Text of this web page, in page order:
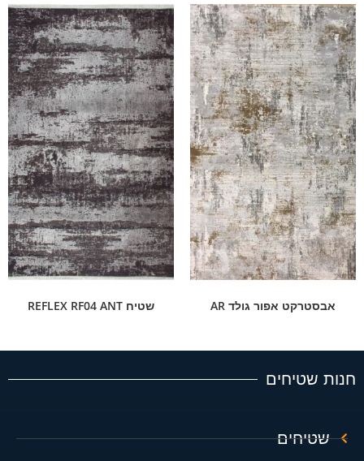
אבסטרקט אפור גולד AR שטיח REFLEX RF04 ANT
חנות שטיחים
שטיחים